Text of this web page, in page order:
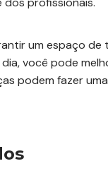
um espaço de
você pode
podem fazer